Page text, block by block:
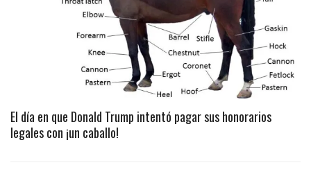
El día en que Donald Trump intentó pagar sus honorarios
legales con ¡un caballo!